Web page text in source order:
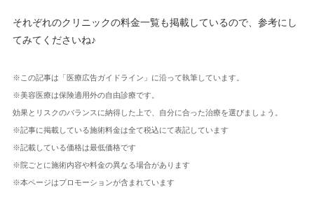
それぞれのクリニックの料金一覧も掲載しているので、参考にし
てみてくださいね♪
※この記事は「医療広告ガイドライン」に沿って執筆しています。
※美容医療は保険適用外の自由診療です。
効果とリスクのバランスに納得した上で、自分に合った治療を選びましょう。
※記事に掲載している施術料金は全て税込にて表記しています
※記載している価格は最低価格です
※院ごとに施術内容や料金の異なる場合があります
※本ページはプロモーションが含まれています